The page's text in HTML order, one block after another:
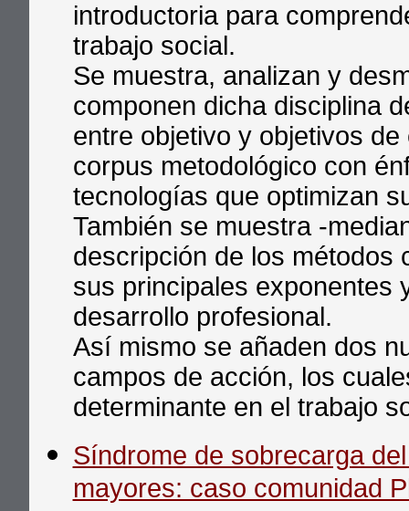
introductoria para
trabajo social.
Se muestra, analizan y
componen dicha disciplina
entre objetivo y objetivos
corpus metodológico con
tecnologías que optimizan
También se muestra -
descripción de los métodos
sus principales exponentes
desarrollo profesional.
Así mismo se añaden dos
campos de acción, los
determinante en el trabajo
Síndrome de sobrecarga
mayores: caso comunidad